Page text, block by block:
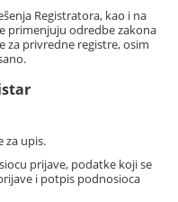
Registratora, kao i na
primenjuju odredbe zakona
za privredne registre, osim
za upis.
prijave, podatke koji se
i potpis podnosioca